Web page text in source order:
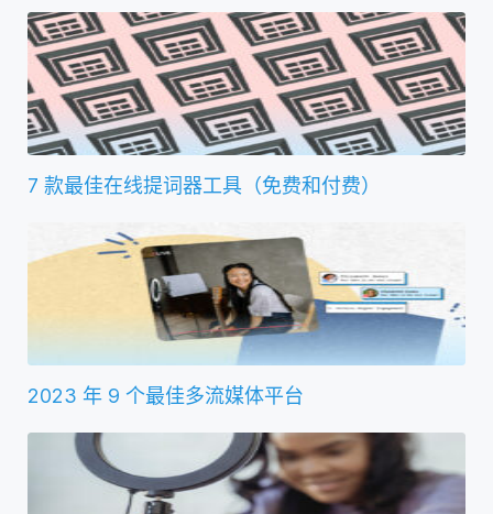
7 款最佳在线提词器工具（免费和付费）
2023 年 9 个最佳多流媒体平台